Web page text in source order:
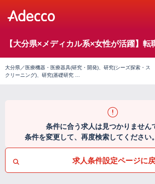
【大分県×メディカル系×女性が活躍】転
大分県／医療機器・医療器具(研究・開発)、研究(シーズ探索・ス
クリーニング)、研究(基礎研究 …
条件に合う求人は見つかりません
条件を変更して、再度検索してください
求人条件設定ページに